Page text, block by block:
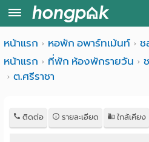
สมัค
เข้า
หน้า
แรก
หอพัก ใกล้ฉัน
อ
หน้าแรก หอพัก อพาร์ทเม้นท์ ช
หน้าแรก
ที่พัก ห้องพักรายวัน
ต.ศรีราชา
ติดต่อ รายละเอียด ใกล้เคียง